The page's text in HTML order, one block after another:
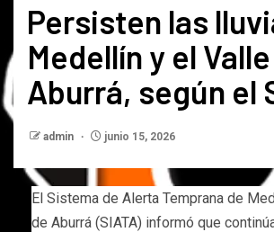
Persisten las
Medellín y el
Aburrá, según el
admin junio 15, 2026
El Sistema de Alerta Temprana de
de Aburrá (SIATA) informó que